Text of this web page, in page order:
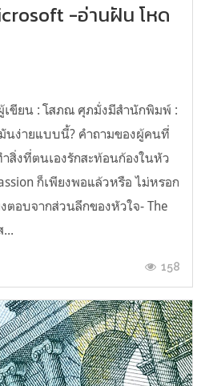
-อ่านฝัน โหด
เขียน : โสภณ ศุภมั่งมีสำนักพิมพ์ :
ง่ายแบบนี้? คำถามของผู้คนที่
สิ่งที่ตนเองรักสะท้อนก้องในหัว
ก็เพียงพอแล้วหรือ ไม่หรอก
ตอบจากส่วนลึกของหัวใจ- The
158